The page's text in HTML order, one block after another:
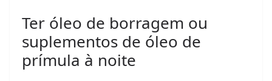
Ter óleo de borragem ou
suplementos de óleo de
prímula à noite